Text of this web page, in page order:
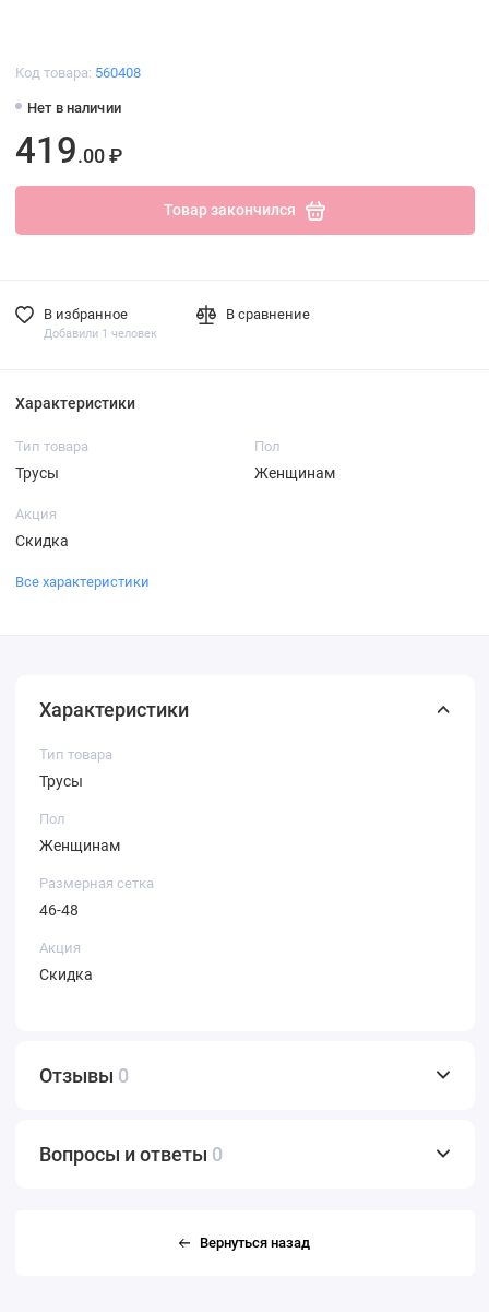
Код товара: 560408
Нет в наличии
419.00 ₽
Товар закончился
В избранное
Добавили 1 человек
В сравнение
Характеристики
Тип товара
Трусы
Пол
Женщинам
Акция
Скидка
Все характеристики
Характеристики
Тип товара
Трусы
Пол
Женщинам
Размерная сетка
46-48
Акция
Скидка
Отзывы 0
Вопросы и ответы 0
Вернуться назад